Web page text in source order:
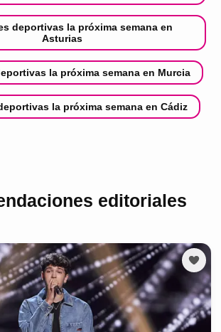
deportivas la próxima semana en
Asturias
la próxima semana en Murcia
la próxima semana en Cádiz
editoriales